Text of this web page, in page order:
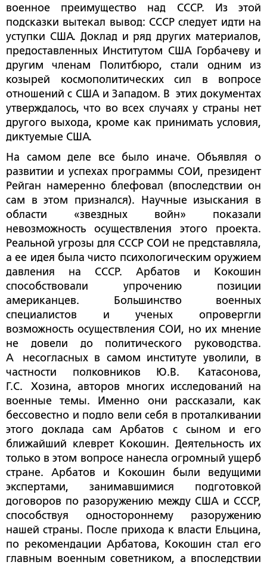
военное преимущество над СССР. Из этой
подсказки вытекал вывод: СССР следует идти на
уступки США. Доклад и ряд других материалов,
предоставленных Институтом США Горбачеву и
другим членам Политбюро, стали одним из
козырей космополитических сил в вопросе
отношений с США и Западом. В этих документах
утверждалось, что во всех случаях у страны нет
другого выхода, кроме как принимать условия,
диктуемые США.
На самом деле все было иначе. Объявляя о
развитии и успехах программы СОИ, президент
Рейган намеренно блефовал (впоследствии он
сам в этом признался). Научные изыскания в
области «звездных войн» показали
невозможность осуществления этого проекта.
Реальной угрозы для СССР СОИ не представляла,
а ее идея была чисто психологическим оружием
давления на СССР. Арбатов и Кокошин
способствовали упрочению позиции
американцев. Большинство военных
специалистов и ученых опровергли
возможность осуществления СОИ, но их мнение
не довели до политического руководства.
А несогласных в самом институте уволили, в
частности полковников Ю.В. Катасонова,
Г.С. Хозина, авторов многих исследований на
военные темы. Именно они рассказали, как
бессовестно и подло вели себя в проталкивании
этого доклада сам Арбатов с сыном и его
ближайший клеврет Кокошин. Деятельность их
только в этом вопросе нанесла огромный ущерб
стране. Арбатов и Кокошин были ведущими
экспертами, занимавшимися подготовкой
договоров по разоружению между США и СССР,
способствуя одностороннему разоружению
нашей страны. После прихода к власти Ельцина,
по рекомендации Арбатова, Кокошин стал его
главным военным советником, а впоследствии